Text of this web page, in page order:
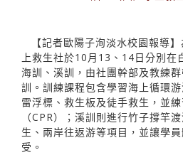
【記者歐陽子洵淡水校園報導
上救生社於10月13、14日分別在
海訓、溪訓，由社團幹部及教練
訓。訓練課程包含學習海上循環
雷浮標、救生板及徒手救生，並
（CPR）；溪訓則進行竹子撐竿
生、兩岸往返游等項目，並讓學
受。